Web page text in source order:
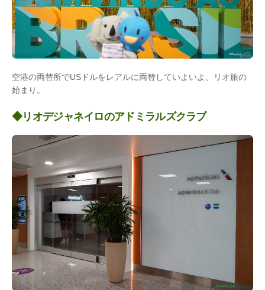
空港の両替所でUSドルをレアルに両替していよいよ、リオ旅の
始まり。
◆リオデジャネイロのアドミラルズクラブ